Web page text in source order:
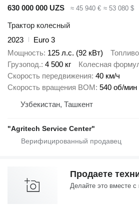
630 000 000 UZS
≈ 45 940 € ≈ 53 080 $
Трактор колесный
2023
Euro 3
Мощность 125 л.с. (92 кВт) Топливо
Грузопод. 4 500 кг Колесная
Скорость передвижения 40 км/ч
Скорость вращения ВОМ 540 об/мин
Узбекистан, Ташкент
"Agritech Service Center"
Продаете
Делайте это вместе с